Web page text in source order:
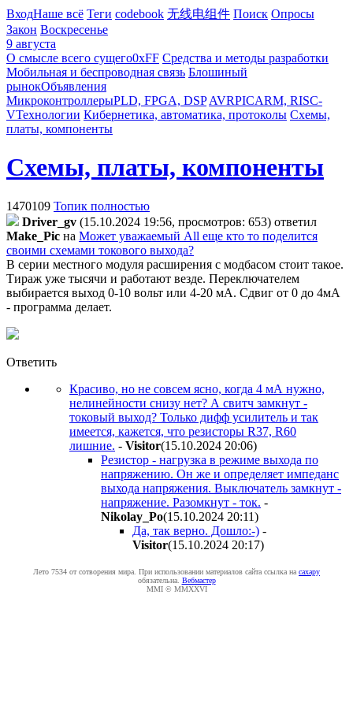
ВходНаше всё Теги codebook 无线电组件 Поиск Опросы
Закон Воскресенье
9 августа
О смысле всего сущего0xFF Средства и методы разработки
Мобильная и беспроводная связь Блошиный
рынокОбъявления
МикроконтроллерыPLD, FPGA, DSP AVRPICARM, RISC-
VТехнологии Кибернетика, автоматика, протоколы Схемы,
платы, компоненты
Схемы, платы, компоненты
1470109 Топик полностью
Driver_gv (15.10.2024 19:56, просмотров: 653) ответил
Make_Pic на Может уважаемый All еще кто то поделится
своими схемами токового выхода?
В серии местного модуля расширения с модбасом стоит такое.
Тираж уже тысячи и работают везде. Переключателем
выбирается выход 0-10 вольт или 4-20 мА. Сдвиг от 0 до 4мА
- программа делает.
Ответить
Красиво, но не совсем ясно, когда 4 мА нужно,
нелинейности снизу нет? А свитч замкнут -
токовый выход? Только дифф усилитель и так
имеется, кажется, что резисторы R37, R60
лишние. - Visitor(15.10.2024 20:06)
Резистор - нагрузка в режиме выхода по
напряжению. Он же и определяет импеданс
выхода напряжения. Выключатель замкнут -
напряжение. Разомкнут - ток. -
Nikolay_Po(15.10.2024 20:11)
Да, так верно. Дошло:-) -
Visitor(15.10.2024 20:17)
Лето 7534 от сотворения мира. При использовании материалов сайта ссылка на caxapу
обязательна. Вебмастер
MMI © MMXXVI